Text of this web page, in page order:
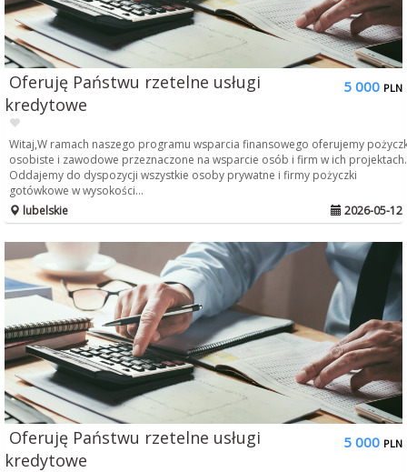
Oferuję Państwu rzetelne usługi
kredytowe
5 000 PLN
Witaj,W ramach naszego programu wsparcia finansowego oferujemy
osobiste i zawodowe przeznaczone na wsparcie osób i firm w ich projektach.
Oddajemy do dyspozycji wszystkie osoby prywatne i firmy pożyczki
gotówkowe w wysokości...
lubelskie
2026-05-12
Oferuję Państwu rzetelne usługi
kredytowe
5 000 PLN